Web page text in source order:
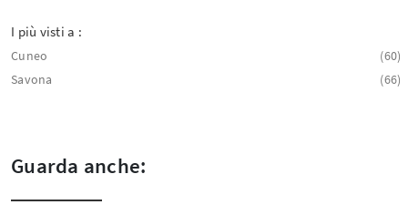
I più visti a :
Cuneo
60
Savona
66
Guarda anche: